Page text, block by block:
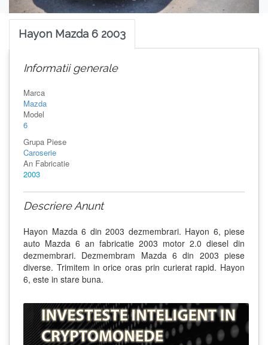
Hayon Mazda 6 2003
Informatii generale
Marca
Mazda
Model
6
Grupa Piese
Caroserie
An Fabricatie
2003
Descriere Anunt
Hayon Mazda 6 din 2003 dezmembrari. Hayon 6, piese
auto Mazda 6 an fabricatie 2003 motor 2.0 diesel din
dezmembrari. Dezmembram Mazda 6 din 2003 piese
diverse. Trimitem in orice oras prin curierat rapid. Hayon
6, este in stare buna.